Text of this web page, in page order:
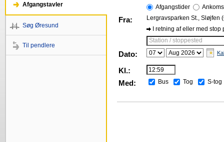
Afgangstavler
Søg Øresund
Til pendlere
Afgangstider
Fra:
Lergravsparken St., Sløjfen
I retning af eller med stop
Station / stoppested
Dato:
Kl.:
Med:
Bus Tog S-tog